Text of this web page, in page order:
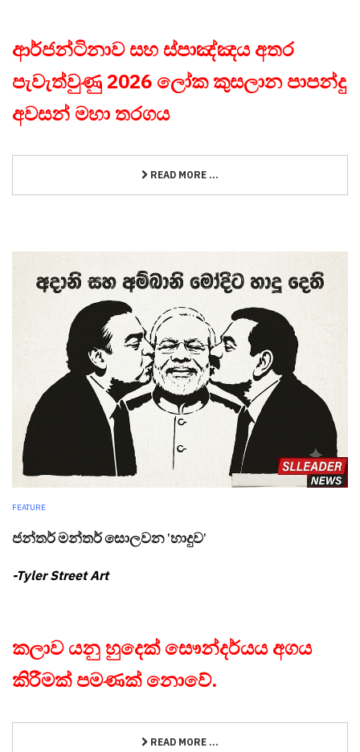
ආර්ජන්ටිනාව සහ ස්පාඤ්ඤය අතර
පැවැත්වුණු 2026 ලෝක කුසලාන පාපන්දු
අවසන් මහා තරගය
READ MORE ...
FEATURE
ජන්තර් මන්තර් සොලවන 'හාදුව'
-Tyler Street Art
කලාව යනු හුදෙක් සෞන්දර්යය අගය
කිරීමක් පමණක් නොවේ.
READ MORE ...